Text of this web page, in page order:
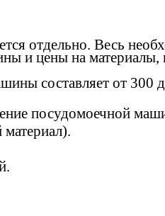
отдельно. Весь
и цены на материалы,
составляет от 300
посудомоечной